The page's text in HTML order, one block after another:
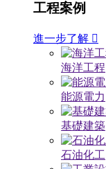
工程案例
進一步了解 
海洋工程
能源電力
基礎建築
石油化工